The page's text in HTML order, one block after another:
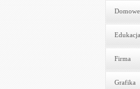
Domowe
Firma
Grafika